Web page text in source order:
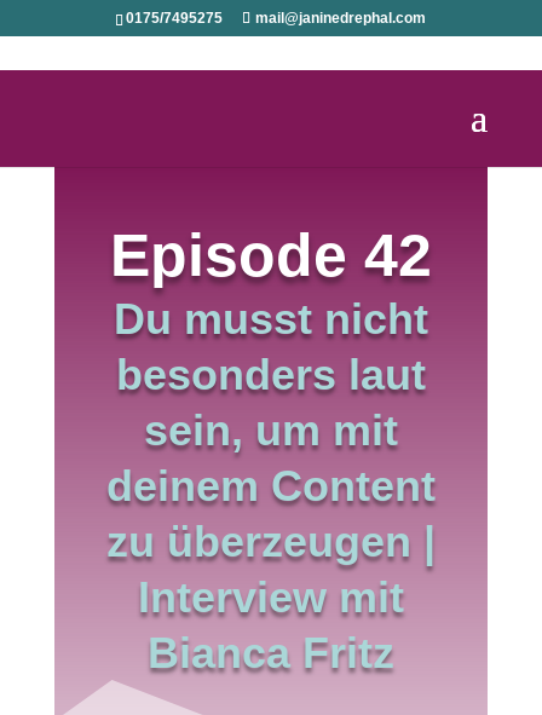
0175/7495275 mail@janinedrephal.com
Episode 42
Du musst nicht
besonders laut
sein, um mit
deinem Content
zu überzeugen |
Interview mit
Bianca Fritz